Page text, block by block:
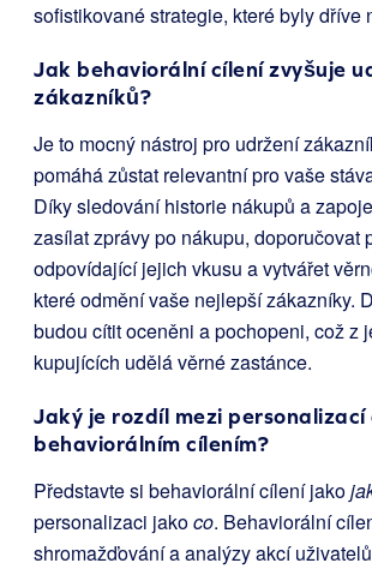
sofistikované strategie, které byly dříve
Jak behaviorální cílení zvyšuje
zákazníků?
Je to mocný nástroj pro udržení
pomáhá zůstat relevantní pro vaše
Díky sledování historie nákupů a
zasílat zprávy po nákupu, doporučovat
odpovídající jejich vkusu a vytvářet
které odmění vaše nejlepší zákazníky.
budou cítit oceněni a pochopeni, což z
kupujících udělá věrné zastánce.
Jaký je rozdíl mezi personalizací
behaviorálním cílením?
Představte si behaviorální cílení jako
personalizaci jakoco. Behaviorální
shromažďování a analýzy akcí